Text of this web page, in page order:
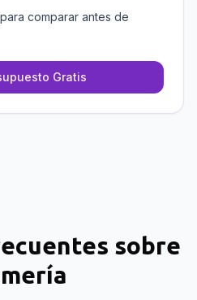
comparar antes de
Gratis
sobre